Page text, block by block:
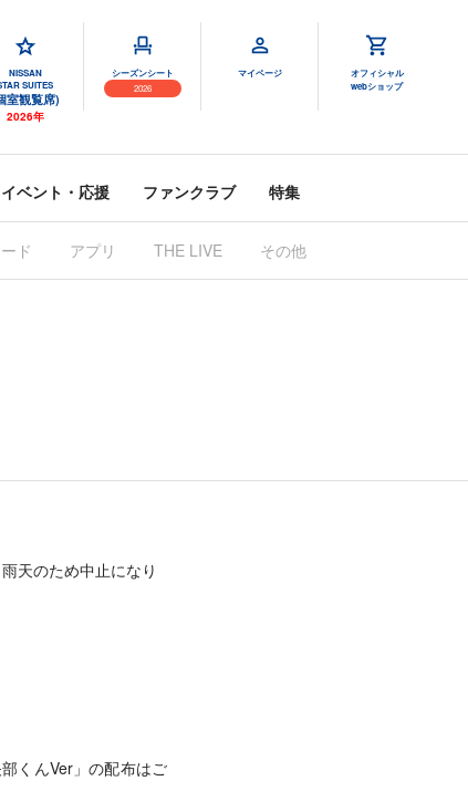
NISSAN
SUITES
室観覧席)
2026年
シーズンシート
2026
マイページ
オフィシャル
webショップ
イベント・応援 ファンクラブ 特集
ド アプリ THE LIVE その他
天のため中止になり
くんVer」の配布はご